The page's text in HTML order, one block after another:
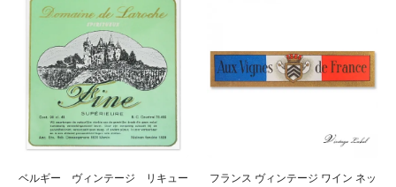
ベルギー ヴィンテージ リキュー
フランス ヴィンテージ ワイン ネッ